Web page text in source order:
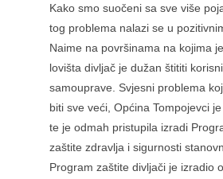
Pravo na pristup
Kako smo suočeni sa sve više
tog problema nalazi se u
Naime na površinama na kojima
lovišta divljač je dužan štititi
samouprave. Svjesni problema
biti sve veći, Općina Tompojevci
te je odmah pristupila izradi
zaštite zdravlja i sigurnosti
Program zaštite divljači je izradio